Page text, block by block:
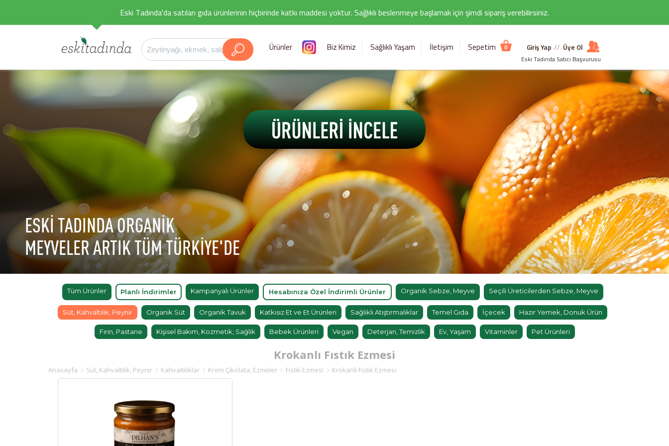
Eski Tadında'da satılan gıda ürünlerinin hiçbirinde katkı maddesi yoktur. Sağlıklı beslenmeye başlamak için şimdi sipariş verebilirsiniz.
Ürünler Biz Kimiz Sağlıklı Yaşam İletişim Sepetim 0 Giriş Yap // Üye Ol
Eski Tadında Satıcı Başvurusu
ESKİ TADINDA ORGANİK
MEYVELER ARTIK TÜM TÜRKİYE'DE
Tüm Ürünler Planlı İndirimler Kampanyalı Ürünler Hesabınıza Özel İndirimli Ürünler Organik Sebze, Meyve Seçili Üreticilerden Sebze, Meyve
Süt, Kahvaltılık, Peynir Organik Süt Organik Tavuk Katkısız Et ve Et Ürünleri Sağlıklı Atıştırmalıklar Temel Gıda İçecek Hazır Yemek, Donuk Ürün
Fırın, Pastane Kişisel Bakım, Kozmetik, Sağlık Bebek Ürünleri Vegan Deterjan, Temizlik Ev, Yaşam Vitaminler Pet Ürünleri
Krokanlı Fıstık Ezmesi
Anasayfa Süt, Kahvaltılık, Peynir Kahvaltılıklar Krem Çikolata, Ezmeler Fıstık Ezmesi Krokanlı Fıstık Ezmesi